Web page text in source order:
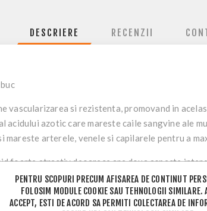
DESCRIERE RECENZII
vascularizarea si rezistenta, promovand in
azotic care mareste caile sangvine ale
arterele, venele si capilarele pentru a
foarte atractiv deoarece are doua aspecte
normal din l-glicina si l-metionina. Dar in
Prin urmare, este important sa oferiti
PENTRU SCOPURI PRECUM AFISAREA DE CONTINUT
FOLOSIM MODULE COOKIE SAU TEHNOLOGII SIMILARE.
ACCEPT, ESTI DE ACORD SA PERMITI COLECTAREA DE